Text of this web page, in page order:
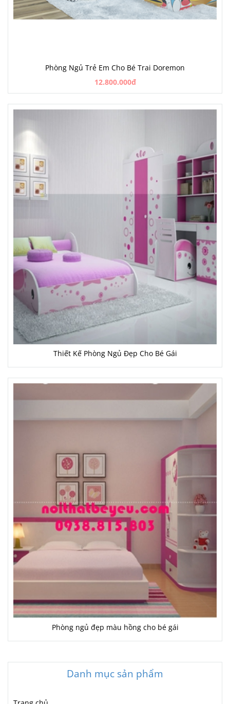
Phòng Ngủ Trẻ Em Cho Bé Trai Doremon
12.800.000đ
Thiết Kế Phòng Ngủ Đẹp Cho Bé Gái
Phòng ngủ đẹp màu hồng cho bé gái
Danh mục sản phẩm